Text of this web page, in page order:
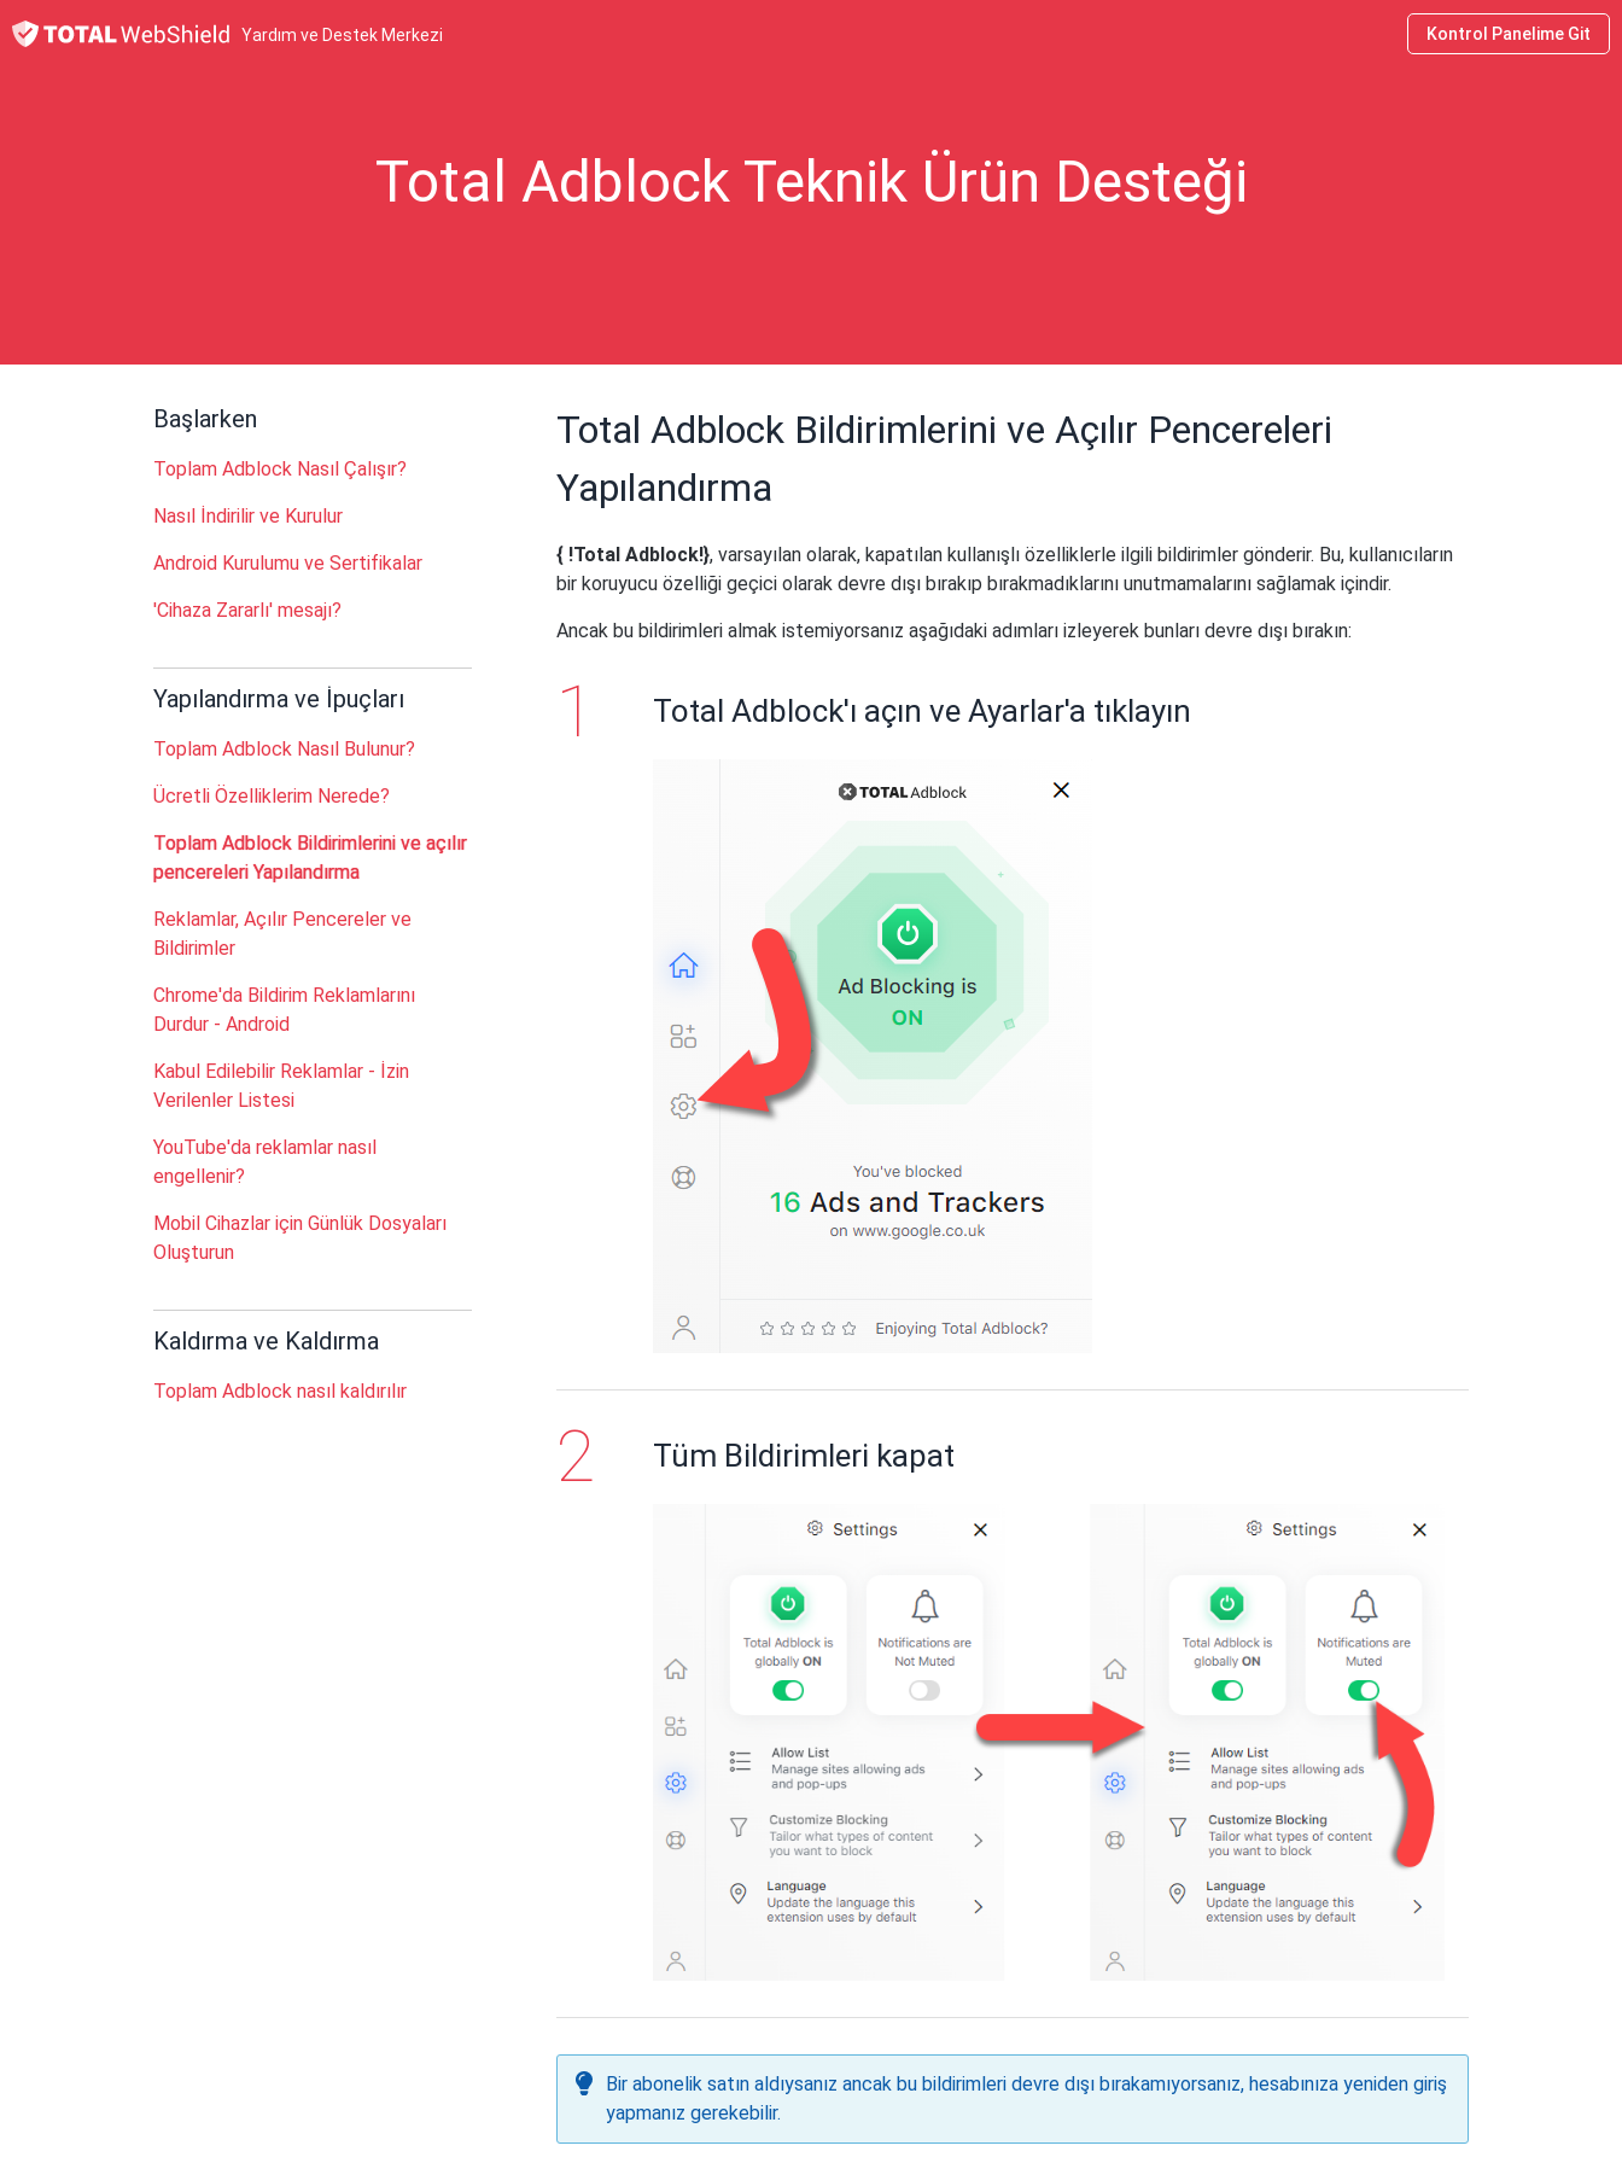
Yardım ve Destek Merkezi Kontrol Panelime Git
Total Adblock Teknik Ürün Desteği
Başlarken
Toplam Adblock Nasıl Çalışır?
Nasıl İndirilir ve Kurulur
Android Kurulumu ve Sertifikalar
'Cihaza Zararlı' mesajı?
Yapılandırma ve İpuçları
Toplam Adblock Nasıl Bulunur?
Ücretli Özelliklerim Nerede?
Toplam Adblock Bildirimlerini ve açılır
pencereleri Yapılandırma
Reklamlar, Açılır Pencereler ve
Bildirimler
Chrome'da Bildirim Reklamlarını
Durdur - Android
Kabul Edilebilir Reklamlar - İzin
Verilenler Listesi
YouTube'da reklamlar nasıl
engellenir?
Mobil Cihazlar için Günlük Dosyaları
Oluşturun
Kaldırma ve Kaldırma
Toplam Adblock nasıl kaldırılır
Total Adblock Bildirimlerini ve Açılır Pencereleri
Yapılandırma
{ !Total Adblock!}, varsayılan olarak, kapatılan kullanışlı özelliklerle ilgili bildirimler gönderir. Bu, kullanıcıların
bir koruyucu özelliği geçici olarak devre dışı bırakıp bırakmadıklarını unutmamalarını sağlamak içindir.
Ancak bu bildirimleri almak istemiyorsanız aşağıdaki adımları izleyerek bunları devre dışı bırakın:
Total Adblock'ı açın ve Ayarlar'a tıklayın
Tüm Bildirimleri kapat
Bir abonelik satın aldıysanız ancak bu bildirimleri devre dışı bırakamıyorsanız, hesabınıza yeniden giriş
yapmanız gerekebilir.